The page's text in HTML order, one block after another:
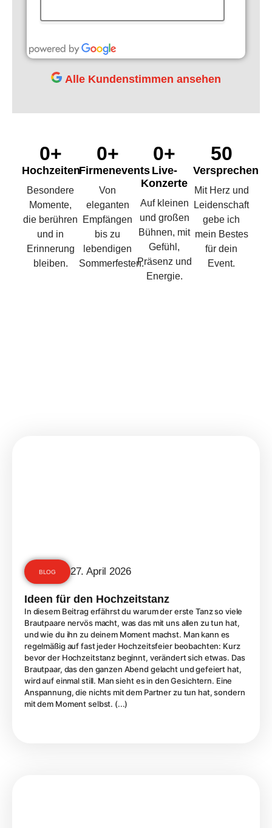
Alle Kundenstimmen ansehen
0+
Hochzeiten
Besondere
Momente,
die berühren
und in
Erinnerung
bleiben.
0+
Firmenevents
Von
eleganten
Empfängen
bis zu
lebendigen
Sommerfesten.
0+
Live-
Konzerte
Auf kleinen
und großen
Bühnen, mit
Gefühl,
Präsenz und
Energie.
50
Versprechen
Mit Herz und
Leidenschaft
gebe ich
mein Bestes
für dein
Event.
BLOG 27. April 2026
Ideen für den Hochzeitstanz
In diesem Beitrag erfährst du warum der erste Tanz so viele
Brautpaare nervös macht, was das mit uns allen zu tun hat,
und wie du ihn zu deinem Moment machst. Man kann es
regelmäßig auf fast jeder Hochzeitsfeier beobachten: Kurz
bevor der Hochzeitstanz beginnt, verändert sich etwas. Das
Brautpaar, das den ganzen Abend gelacht und gefeiert hat,
wird auf einmal still. Man sieht es in den Gesichtern. Eine
Anspannung, die nichts mit dem Partner zu tun hat, sondern
mit dem Moment selbst. (...)